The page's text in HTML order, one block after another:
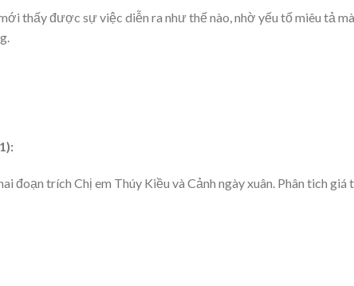
thấy được sự việc diễn ra như thế nào, nhờ yếu tố miêu tả mà
đoạn trích Chị em Thúy Kiều và Cảnh ngày xuân. Phân tich giá